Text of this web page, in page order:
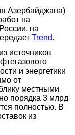
Азербайджана)
на
на
Trend.
источников
и энергетики
от
местными
порядка 3 млрд
полностью. В
из